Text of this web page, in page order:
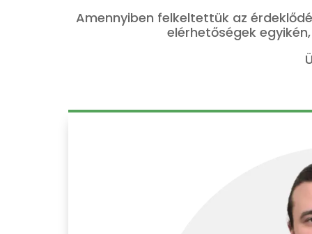
Amennyiben felkeltettük az
elérhetőségek